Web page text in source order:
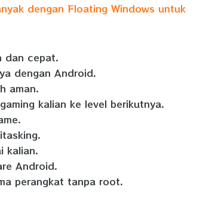
dengan Floating Windows untuk
dan cepat.
dengan Android.
aman.
kalian ke level berikutnya.
kalian.
Android.
perangkat tanpa root.